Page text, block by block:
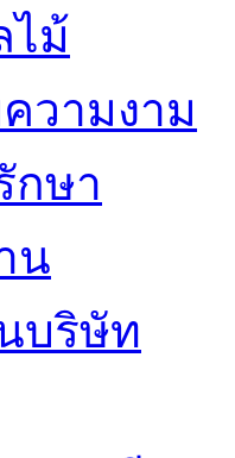
ไม้
วามงาม
กษา
น
บริษัท